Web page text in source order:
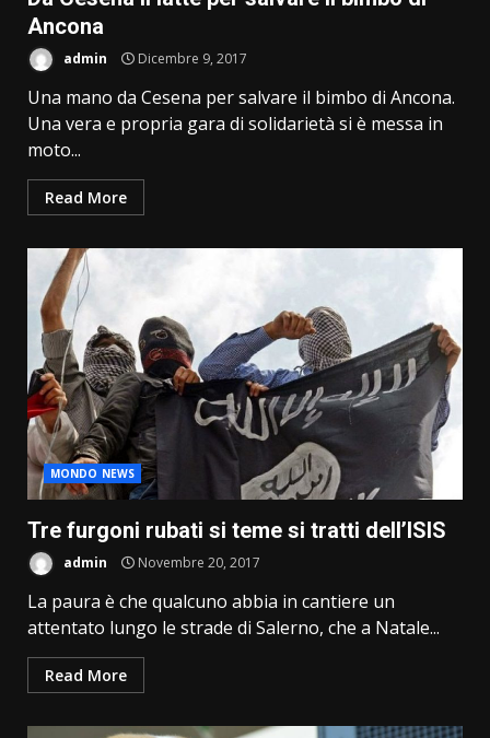
Ancona
admin Dicembre 9, 2017
Una mano da Cesena per salvare il bimbo di Ancona.
Una vera e propria gara di solidarietà si è messa in
moto...
Read More
MONDO NEWS
Tre furgoni rubati si teme si tratti dell’ISIS
admin Novembre 20, 2017
La paura è che qualcuno abbia in cantiere un
attentato lungo le strade di Salerno, che a Natale...
Read More